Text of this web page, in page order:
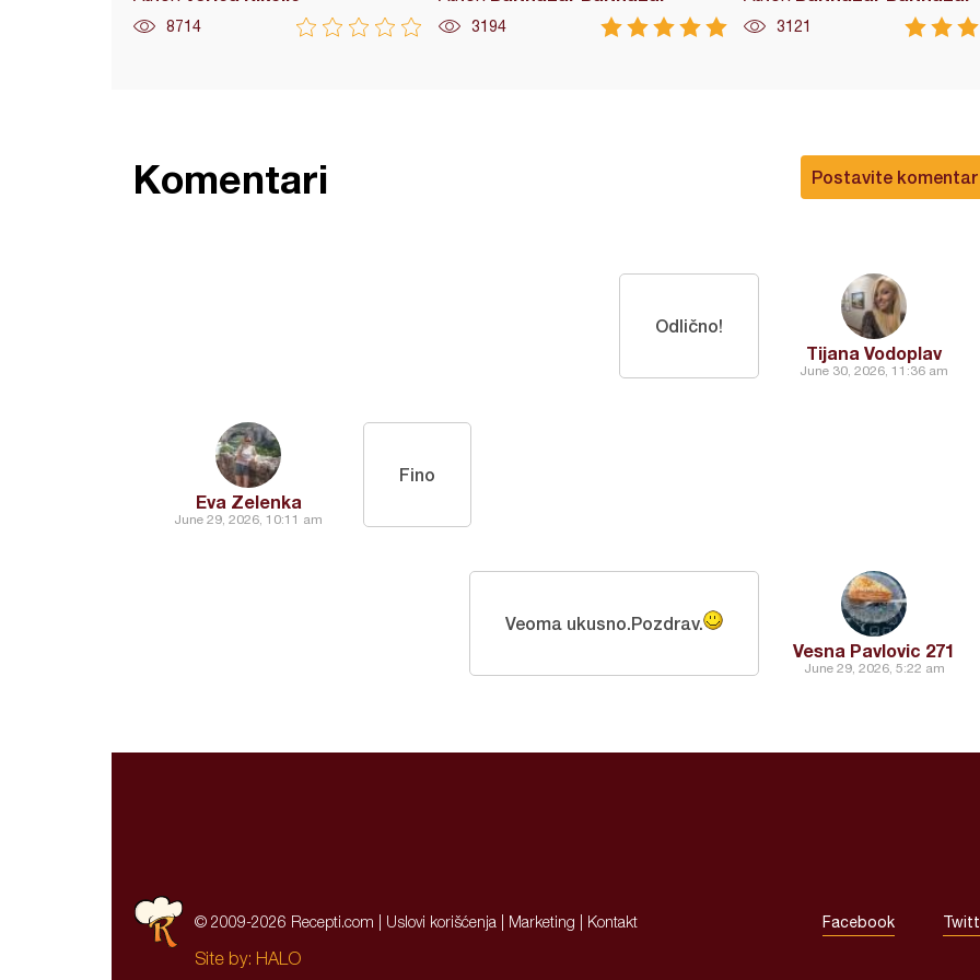
8714 3194 3121
Postavite komentar
Komentari
Tijana Vodoplav
June 30, 2026, 11:36 am
Odlično!
Eva Zelenka
June 29, 2026, 10:11 am
Fino
Vesna Pavlovic 271
June 29, 2026, 5:22 am
Veoma ukusno.Pozdrav.
© 2009-2026 Recepti.com | Uslovi korišćenja Marketing Kontakt Facebook
Site by: HALO